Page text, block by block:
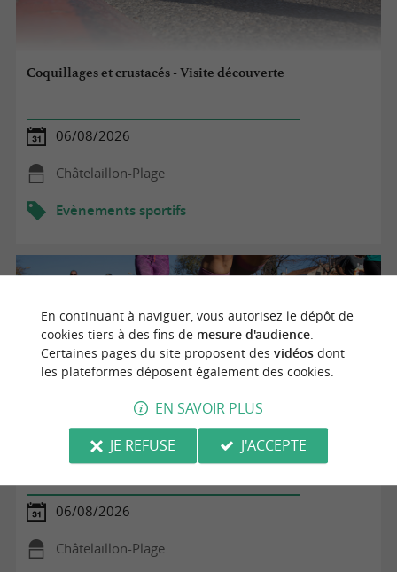
Coquillages et crustacés - Visite découverte
06/08/2026
Châtelaillon-Plage
Evènements sportifs
Lectures en herbe
06/08/2026
Châtelaillon-Plage
En continuant à naviguer, vous autorisez le dépôt de
cookies tiers à des fins de mesure d'audience.
Certaines pages du site proposent des vidéosdont
les plateformes déposent également des cookies.
EN SAVOIR PLUS
JE REFUSE
J'ACCEPTE